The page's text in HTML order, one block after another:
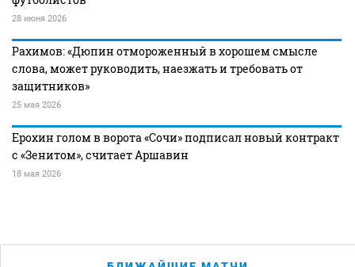
28 июня 2026
Рахимов: «Дюпин отмороженный в хорошем смысле
слова, может руководить, наезжать и требовать от
защитников»
25 мая 2026
Ерохин голом в ворота «Сочи» подписал новый контракт
с «Зенитом», считает Аршавин
18 мая 2026